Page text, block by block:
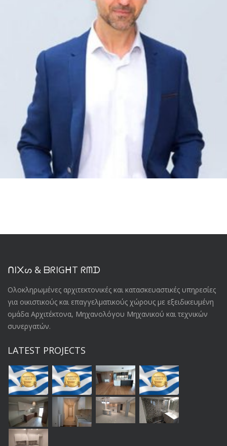
ᑎI᙭ᔕ & ᗷᖇIGᕼT ᖇᗰᗪ
Oλοκληρωμένες αρχιτεκτονικές και κατασκευαστικές υπηρεσίες
για οικιστικούς και επαγγελματικούς χώρους με εξειδικευμένη
ομάδα Αρχιτέκτονα, Μηχανολόγου Μηχανικού και τεχνικών
συνεργατών.
LATEST PROJECTS